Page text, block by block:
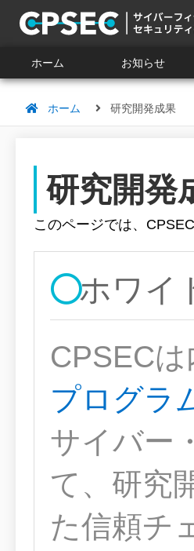
ホーム お知らせ
ホーム 研究開発成果
研究開発
このページでは、
ホワイ
CPSEC
プログラ
サイバー
て、研究
た信頼チ